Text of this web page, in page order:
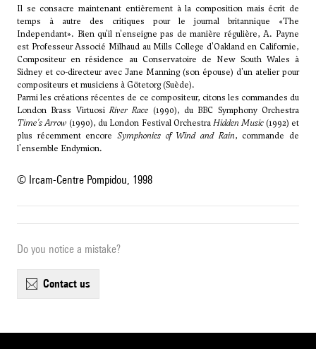
Il se consacre maintenant entièrement à la composition mais écrit de
temps à autre des critiques pour le journal britannique «The
Independant». Bien qu'il n'enseigne pas de manière régulière, A. Payne
est Professeur Associé Milhaud au Mills College d'Oakland en Californie,
Compositeur en résidence au Conservatoire de New South Wales à
Sidney et co-directeur avec Jane Manning (son épouse) d'un atelier pour
compositeurs et musiciens à Götetorg (Suède).
Parmi les créations récentes de ce compositeur, citons les commandes du
London Brass Virtuosi River Race (1990), du BBC Symphony Orchestra
Time's Arrow (1990), du London Festival OrchestraHidden Music(1992) et
plus récemment encore Symphonies of Wind and Rain, commande de
l'ensemble Endymion.
© Ircam-Centre Pompidou, 1998
Do you notice a mistake?
contact us